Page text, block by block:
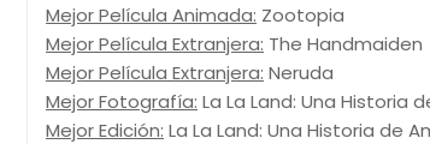
Mejor Película Animada: Zootopia
Mejor Película Extranjera: The Handmaiden
Mejor Película Extranjera: Neruda
Mejor Fotografía: La La Land: Una Historia
Mejor Edición: La La Land: Una Historia de